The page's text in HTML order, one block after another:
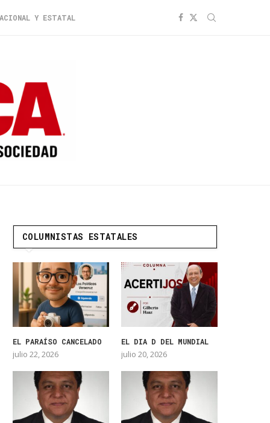
Y ESTATAL
COLUMNISTAS ESTATALES
EL PARAÍSO CANCELADO
julio 22, 2026
EL DIA D DEL MUNDIAL
julio 20, 2026